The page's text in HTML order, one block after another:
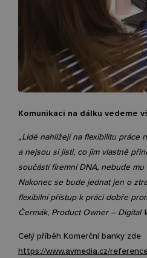
Komunikaci na dálku vedeme
„Lidé nahlížejí na flexibilitu
a nejsou si jisti, co jim vlastně
součástí firemní DNA, nebude
Nakonec se bude jednat jen o
flexibilní přístup k práci dobře
Čermák, Product Owner – Digital
Celý příběh Komerční banky zde
https://www.avmedia.cz/